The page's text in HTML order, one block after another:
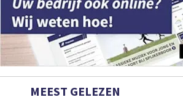
MEEST GELEZEN